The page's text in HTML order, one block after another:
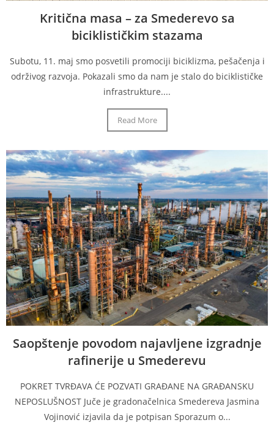
Kritična masa – za Smederevo sa
biciklističkim stazama
Subotu, 11. maj smo posvetili promociji biciklizma, pešačenja i
održivog razvoja. Pokazali smo da nam je stalo do biciklističke
infrastrukture....
Read More
Saopštenje povodom najavljene izgradnje
rafinerije u Smederevu
POKRET TVRĐAVA ĆE POZVATI GRAĐANE NA GRAĐANSKU
NEPOSLUŠNOST Juče je gradonačelnica Smedereva Jasmina
Vojinović izjavila da je potpisan Sporazum o...